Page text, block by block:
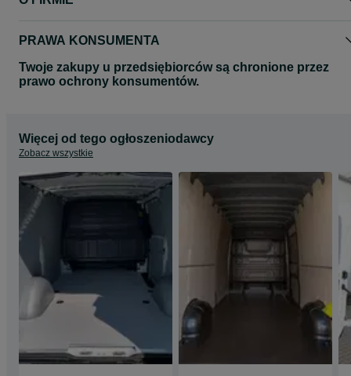
Zapraszamy na nasze pozostałe aukcje gdzie znajda Państwo
PRAWA KONSUMENTA
Twoje zakupy u przedsiębiorców są chronione przez
prawo ochrony konsumentów.
Więcej od tego ogłoszeniodawcy
Zobacz wszystkie